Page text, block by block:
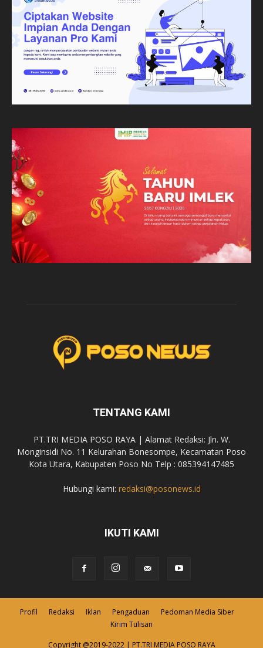
TENTANG KAMI
PT.TRI MEDIA POSO RAYA | Alamat Redaksi: Jln. W.
Monginsidi No. 11 Kelurahan Bonesompe, Kecamatan Poso
Kota Utara, Kabupaten Poso No Telp : 085394147485
Hubungi kami: redaksi@posonews.id
IKUTI KAMI
Profil Redaksi Iklan Pengaduan
Pedoman Media Siber
Kirim Tulisan
Copyright @2019-2022 | PT.TRI MEDIA POSO RAYA